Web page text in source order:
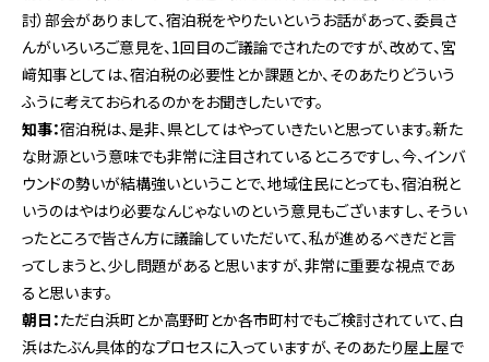
討）部会がありまして、宿泊税をやりたいというお話があって、委員さ
んがいろいろご意見を、1回目のご議論でされたのですが、改めて、宮
﨑知事としては、宿泊税の必要性とか課題とか、そのあたりどういう
ふうに考えておられるのかをお聞きしたいです。
知事：宿泊税は、是非、県としてはやっていきたいと思っています。新た
な財源という意味でも非常に注目されているところですし、今、インバ
ウンドの勢いが結構強いということで、地域住民にとっても、宿泊税と
いうのはやはり必要なんじゃないのという意見もございますし、そうい
ったところで皆さん方に議論していただいて、私が進めるべきだと言
ってしまうと、少し問題があると思いますが、非常に重要な視点であ
ると思います。
朝日：ただ白浜町とか高野町とか各市町村でもご検討されていて、白
浜はたぶん具体的なプロセスに入っていますが、そのあたり屋上屋で